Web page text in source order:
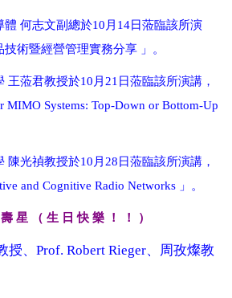
何志文副總於10月14日蒞臨該所演
術暨經營管理實務分享 」。
王蒞君教授於10 月 21 日蒞臨該所演講，
MIMO Systems: Top-Down or Bottom-Up
陳光禎教授於10 月 28 日蒞臨該所演講，
and Cognitive Radio Networks 」 。
星 （ 生 日 快 樂 ！ ！ ）
授、 Prof. Robert Rieger、
周孜燦教